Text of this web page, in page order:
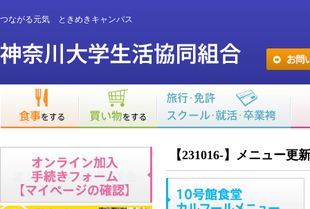
つながる元気 ときめきキャンパス
【231016-】メニュー更